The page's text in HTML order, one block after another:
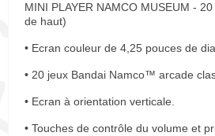
MINI PLAYER NAMCO MUSEUM -
de haut)
• Ecran couleur de 4,25 pouces de
• 20 jeux Bandai Namco™ arcade
• Ecran à orientation verticale.
• Touches de contrôle du volume et